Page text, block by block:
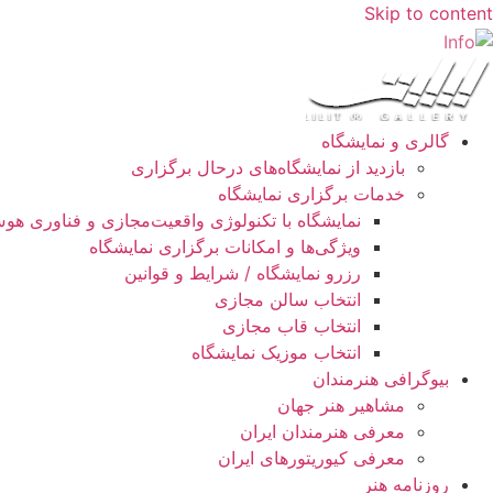
Skip to content
گالری و نمایشگاه
بازدید از نمایشگاه‌های درحال برگزاری
خدمات برگزاری نمایشگاه
نمایشگاه با تکنولوژی واقعیت‌مجازی و فناوری
ویژگی‌ها و امکانات برگزاری نمایشگاه
رزرو نمایشگاه / شرایط و قوانین
انتخاب سالن مجازی
انتخاب قاب مجازی
انتخاب موزیک نمایشگاه
بیوگرافی هنرمندان
مشاهیر هنر جهان
معرفی هنرمندان ایران
معرفی کیوریتورهای ایران
روزنامه هنر